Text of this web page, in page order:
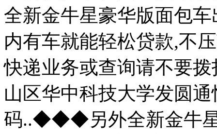
全新金牛星豪华版面包
内有车就能轻松贷款,不
快递业务或查询请不要
山区华中科技大学发圆
码..◆◆◆另外全新金牛